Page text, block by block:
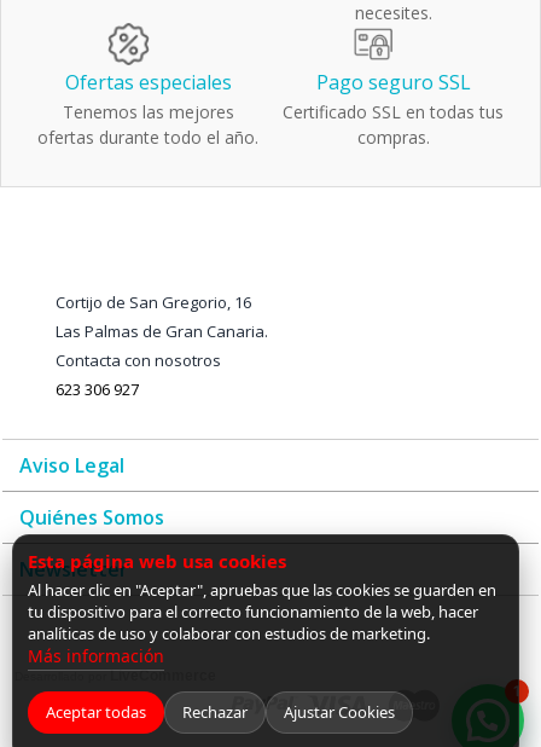
necesites.
Ofertas especiales
Tenemos las mejores
ofertas durante todo el año.
Pago seguro SSL
Certificado SSL en todas tus
compras.
Cortijo de San Gregorio, 16
Las Palmas de Gran Canaria.
Contacta con nosotros
623 306 927
Aviso Legal
Quiénes Somos
Newsletter
LiveCommerce
1
Esta página web usa cookies
Al hacer clic en "Aceptar", apruebas que las cookies se guarden en
tu dispositivo para el correcto funcionamiento de la web, hacer
analíticas de uso y colaborar con estudios de marketing.
Más información
Aceptar todas Rechazar Ajustar Cookies